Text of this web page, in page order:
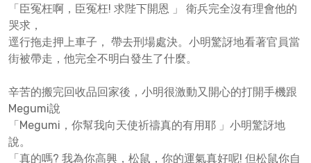
「臣冤枉啊，臣冤枉! 求陛下開恩 」 衛兵完全沒有理會他的
哭求，
逕行拖走押上車子， 帶去刑場處決。小明驚訝地看著官員當
街被帶走，他完全不明白發生了什麼。
辛苦的搬完回收品回家後，小明很激動又開心的打開手機跟
Megumi說
「Megumi，你幫我向天使祈禱真的有用耶 」小明驚訝地
說。
「真的嗎? 我為你高興，松鼠，你的運氣真好呢! 但松鼠你自